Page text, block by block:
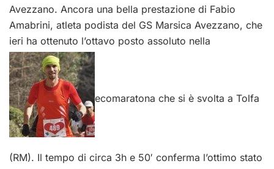
Avezzano. Ancora una bella prestazione di Fabio
Amabrini, atleta podista del GS Marsica Avezzano, che
ieri ha ottenuto l’ottavo posto assoluto nella
ecomaratona che si è svolta a Tolfa
(RM). Il tempo di circa 3h e 50′ conferma l’ottimo stato